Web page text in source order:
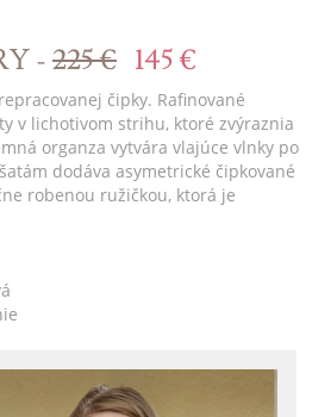
-225 € 145 €
čipky. Rafinované
v lichotivom strihu, ktoré zvýraznia
organza vytvára vlajúce vlnky po
dodáva asymetrické čipkované
robenou ružičkou, ktorá je